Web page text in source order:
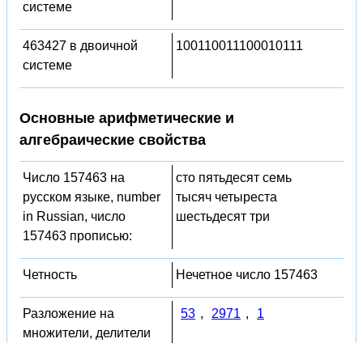
системе
463427 в двоичной
системе
100110011100010111
Основные арифметические и
алгебраические свойства
Число 157463 на
русском языке, number
in Russian, число
157463 прописью:
сто пятьдесят семь
тысяч четыреста
шестьдесят три
Четность Нечетное число 157463
Разложение на
множители, делители
53 , 2971 , 1